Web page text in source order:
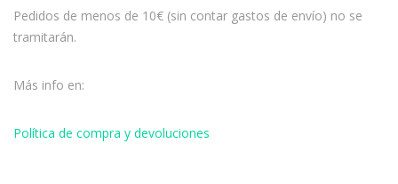
Pedidos de menos de 10€ (sin contar gastos de envío) no se
tramitarán.
Más info en:
Política de compra y devoluciones